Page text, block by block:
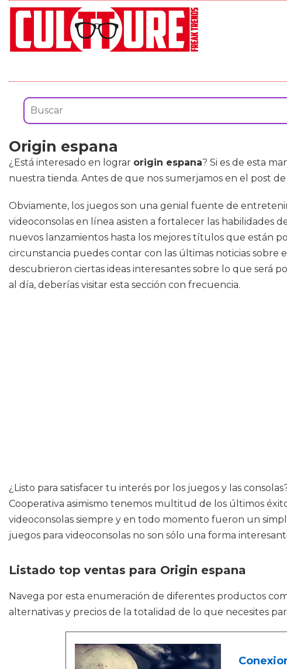
Origin espana
¿Está interesado en lograr origin espana? Si es de esta
nuestra tienda. Antes de que nos sumerjamos en el post
Obviamente, los juegos son una genial fuente de
videoconsolas en línea asisten a fortalecer las habilidades
nuevos lanzamientos hasta los mejores títulos que están
circunstancia puedes contar con las últimas noticias sobre
descubrieron ciertas ideas interesantes sobre lo que será
al día, deberías visitar esta sección con frecuencia.
¿Listo para satisfacer tu interés por los juegos y las
Cooperativa asimismo tenemos multitud de los últimos
videoconsolas siempre y en todo momento fueron un
juegos para videoconsolas no son sólo una forma
Listado top ventas para Origin espana
Navega por esta enumeración de diferentes productos
alternativas y precios de la totalidad de lo que necesites